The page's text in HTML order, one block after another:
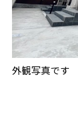
外観写真です